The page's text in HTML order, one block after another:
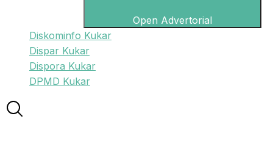
Open Advertorial
Diskominfo Kukar
Dispar Kukar
Dispora Kukar
DPMD Kukar